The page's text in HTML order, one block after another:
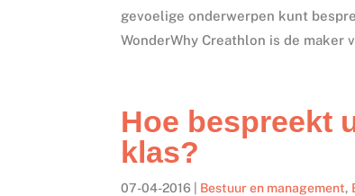
gevoelige onderwerpen kunt
WonderWhy Creathlon is de maker
Hoe bespreekt
klas?
07-04-2016 Bestuur en management,